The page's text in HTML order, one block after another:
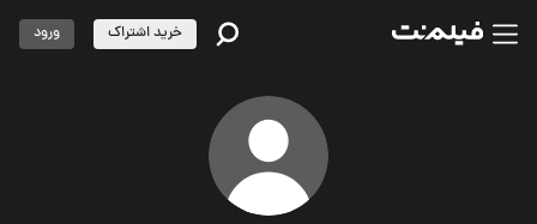
خرید اشتراک ورود